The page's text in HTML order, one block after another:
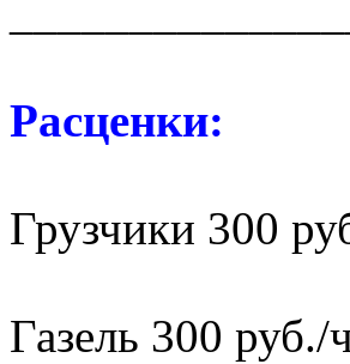
Расценки:
Грузчики 300
Газель 300 руб./